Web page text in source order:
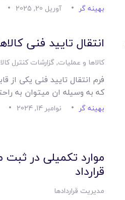
بهینه گر آوریل 20, 2025
انتقال تایید فنی
کالاها و عملیات,گزارشات کنترل کالا
فرم انتقال تایید فنی یکی از
که به وسیله ان میتوان به
بهینه گر نوامبر 14, 2024
موارد تکمیلی در
قرارداد
مدیریت قراردادها